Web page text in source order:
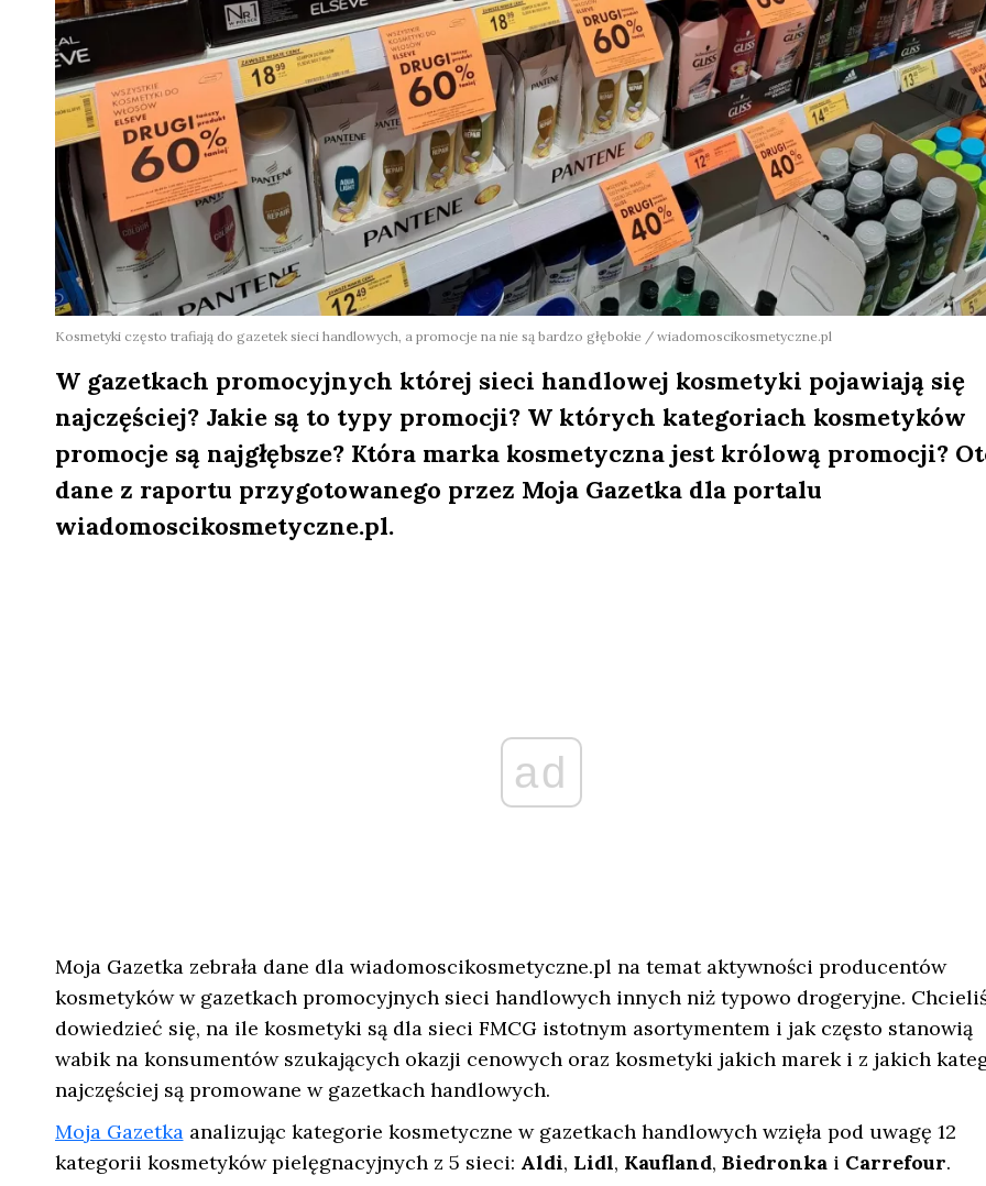
Kosmetyki często trafiają do gazetek sieci handlowych, a promocje na nie są bardzo głębokie / wiadomoscikosmetyczne.pl
W gazetkach promocyjnych której sieci handlowej kosmetyki pojawiają się
najczęściej? Jakie są to typy promocji? W których kategoriach kosmetyków
promocje są najgłębsze? Która marka kosmetyczna jest królową promocji?
dane z raportu przygotowanego przez Moja Gazetka dla portalu
wiadomoscikosmetyczne.pl.
ad
Moja Gazetka zebrała dane dla wiadomoscikosmetyczne.pl na temat aktywności producentów
kosmetyków w gazetkach promocyjnych sieci handlowych innych niż typowo drogeryjne.
dowiedzieć się, na ile kosmetyki są dla sieci FMCG istotnym asortymentem i jak często stanowią
wabik na konsumentów szukających okazji cenowych oraz kosmetyki jakich marek i z jakich
najczęściej są promowane w gazetkach handlowych.
Moja Gazetkaanalizując kategorie kosmetyczne w gazetkach handlowych wzięła pod uwagę 12
kategorii kosmetyków pielęgnacyjnych z 5 sieci: Aldi, Lidl, Kaufland, Biedronkai Carrefour.